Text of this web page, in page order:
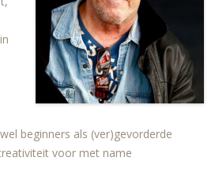
beginners als (ver)gevorderde
voor met name